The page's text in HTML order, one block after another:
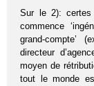
Sur le 2):
commence
grand-compte’
directeur
moyen de
tout le monde